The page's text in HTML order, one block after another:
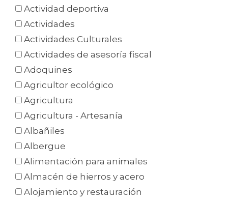
Actividad deportiva
Actividades
Actividades Culturales
Actividades de asesoría fiscal
Adoquines
Agricultor ecológico
Agricultura
Agricultura - Artesanía
Albañiles
Albergue
Alimentación para animales
Almacén de hierros y acero
Alojamiento y restauración